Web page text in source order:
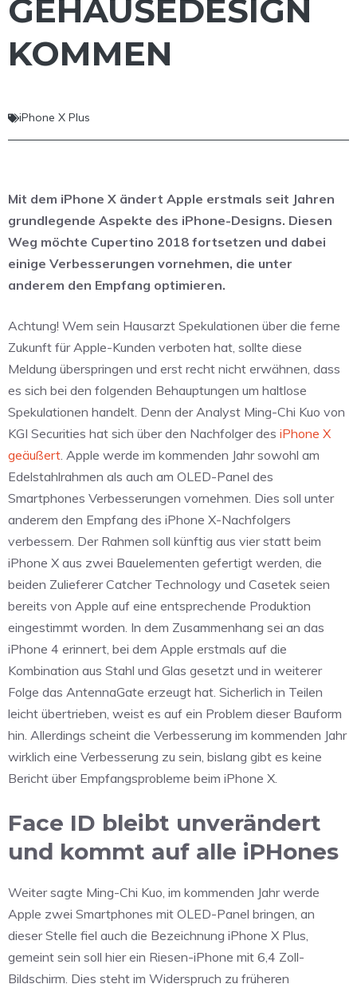
GEHÄUSEDESIGN
KOMMEN
iPhone X Plus
Mit dem iPhone X ändert Apple erstmals seit Jahren
grundlegende Aspekte des iPhone-Designs. Diesen
Weg möchte Cupertino 2018 fortsetzen und dabei
einige Verbesserungen vornehmen, die unter
anderem den Empfang optimieren.
Achtung! Wem sein Hausarzt Spekulationen über die ferne
Zukunft für Apple-Kunden verboten hat, sollte diese
Meldung überspringen und erst recht nicht erwähnen, dass
es sich bei den folgenden Behauptungen um haltlose
Spekulationen handelt. Denn der Analyst Ming-Chi Kuo von
KGI Securities hat sich über den Nachfolger des iPhone X
geäußert. Apple werde im kommenden Jahr sowohl am
Edelstahlrahmen als auch am OLED-Panel des
Smartphones Verbesserungen vornehmen. Dies soll unter
anderem den Empfang des iPhone X-Nachfolgers
verbessern. Der Rahmen soll künftig aus vier statt beim
iPhone X aus zwei Bauelementen gefertigt werden, die
beiden Zulieferer Catcher Technology und Casetek seien
bereits von Apple auf eine entsprechende Produktion
eingestimmt worden. In dem Zusammenhang sei an das
iPhone 4 erinnert, bei dem Apple erstmals auf die
Kombination aus Stahl und Glas gesetzt und in weiterer
Folge das AntennaGate erzeugt hat. Sicherlich in Teilen
leicht übertrieben, weist es auf ein Problem dieser Bauform
hin. Allerdings scheint die Verbesserung im kommenden Jahr
wirklich eine Verbesserung zu sein, bislang gibt es keine
Bericht über Empfangsprobleme beim iPhone X.
Face ID bleibt unverändert
und kommt auf alle iPHones
Weiter sagte Ming-Chi Kuo, im kommenden Jahr werde
Apple zwei Smartphones mit OLED-Panel bringen, an
dieser Stelle fiel auch die Bezeichnung iPhone X Plus,
gemeint sein soll hier ein Riesen-iPhone mit 6,4 Zoll-
Bildschirm. Dies steht im Widerspruch zu früheren